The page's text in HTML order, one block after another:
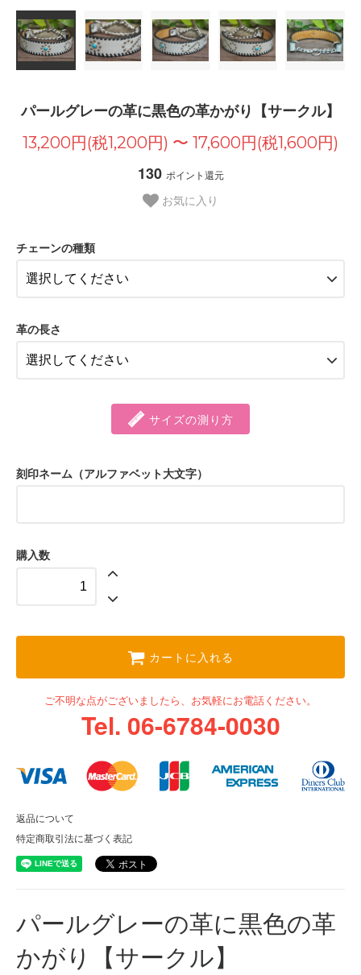
パールグレーの革に黒色の革かがり【サークル】
13,200円(税1,200円) 〜 17,600円(税1,600円)
130 ポイント還元
お気に入り
チェーンの種類
革の長さ
サイズの測り方
刻印ネーム（アルファベット大文字）
購入数
カートに入れる
ご不明な点がございましたら、お気軽にお電話ください。
Tel. 06-6784-0030
返品について
特定商取引法に基づく表記
パールグレーの革に黒色の革
かがり【サークル】